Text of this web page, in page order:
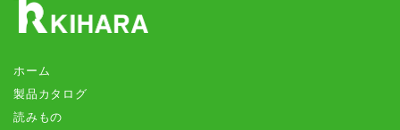
ホーム
製品カタログ
読みもの